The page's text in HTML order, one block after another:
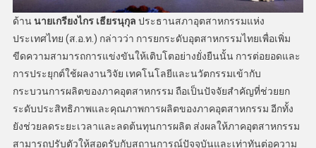
ด้านนายเกรียงไกร เธียรนุกุล ประธานสภาอุตสาหกรรมแห่ง
ประเทศไทย (ส.อ.ท.) กล่าวว่า การยกระดับอุตสาหกรรมไทยเพื่อเพิ่ม
ขีดความสามารถการแข่งขันให้เติบโตอย่างยั่งยืนนั้น การต่อยอดและ
การประยุกต์ใช้ผลงานวิจัย เทคโนโลยีและนวัตกรรมเข้ากับ
กระบวนการผลิตของภาคอุตสาหกรรม ถือเป็นปัจจัยสำคัญที่ช่วยยก
ระดับประสิทธิภาพและคุณภาพการผลิตของภาคอุตสาหกรรม อีกทั้ง
ยังช่วยลดระยะเวลาและลดต้นทุนการผลิต ส่งผลให้ภาคอุตสาหกรรม
สามารถปรับตัวให้สอดรับกับสถานการณ์ปัจจุบันและเท่าทันต่อความ